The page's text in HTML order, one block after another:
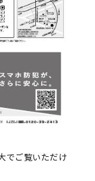
でご覧いただけ